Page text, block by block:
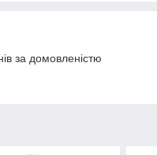
за домовленістю